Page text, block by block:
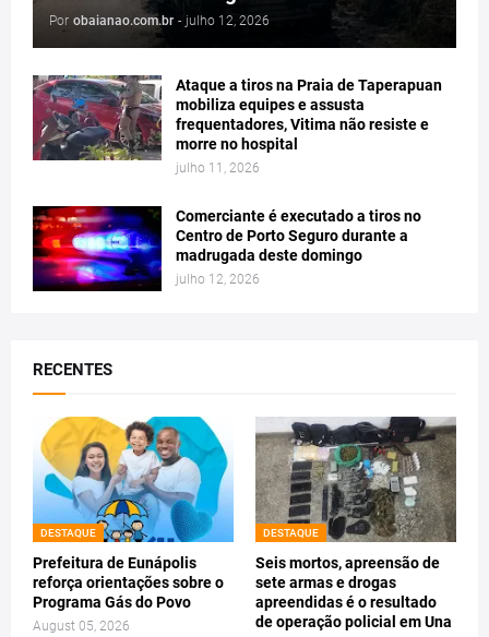
Por obaianao.com.br - julho 12, 2026
Ataque a tiros na Praia de Taperapuan
mobiliza equipes e assusta
frequentadores, Vitima não resiste e
morre no hospital
julho 11, 2026
Comerciante é executado a tiros no
Centro de Porto Seguro durante a
madrugada deste domingo
julho 12, 2026
RECENTES
DESTAQUE
Prefeitura de Eunápolis
reforça orientações sobre o
Programa Gás do Povo
August 05, 2026
DESTAQUE
Seis mortos, apreensão de
sete armas e drogas
apreendidas é o resultado
de operação policial em Una